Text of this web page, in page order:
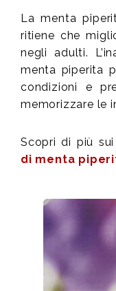
La menta
ritiene che
negli adulti.
menta piperita
condizioni e
memorizzare le
Scopri di più sui
di menta